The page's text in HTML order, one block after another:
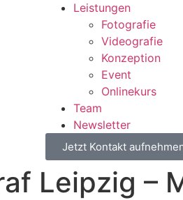
Leistungen
Fotografie
Videografie
Konzeption
Event
Onlinekurs
Team
Newsletter
Jetzt Kontakt
Leipzig –